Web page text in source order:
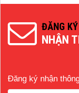
ĐĂNG KÝ
NHẬN
Đăng ký nhận